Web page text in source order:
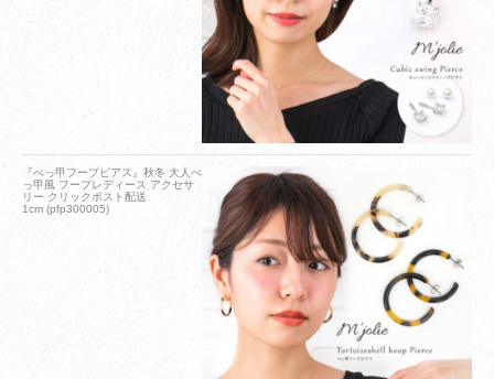
『べっ甲フープピアス』秋冬 大人べ
っ甲風 フープレディース アクセサ
リー クリックポスト配送
1cm (pfp300005)